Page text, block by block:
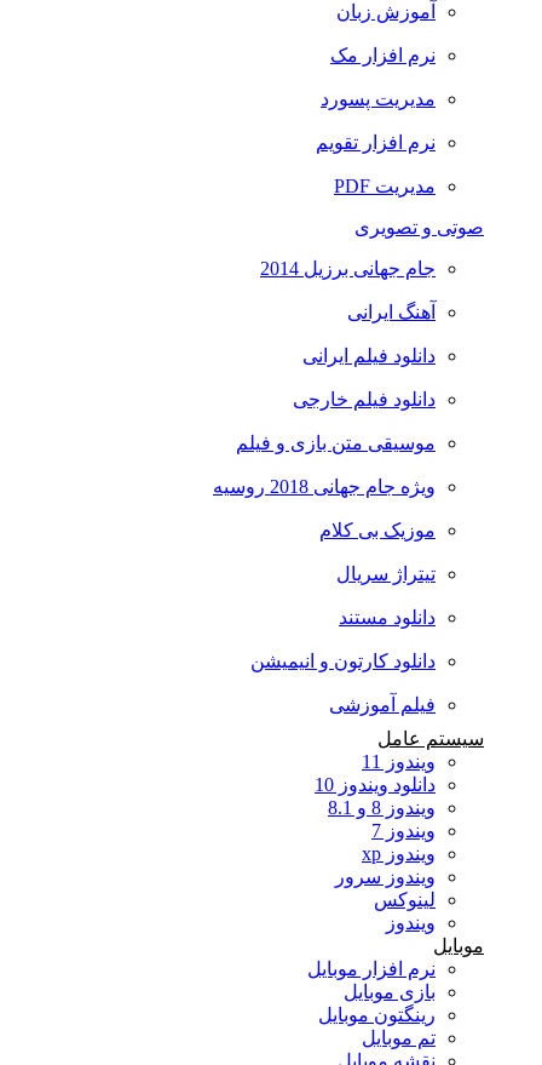
آموزش زبان
نرم افزار مک
مدیریت پسورد
نرم افزار تقویم
مدیریت PDF
صوتی و تصویری
جام جهانی برزیل 2014
آهنگ ایرانی
دانلود فیلم ایرانی
دانلود فیلم خارجی
موسیقی متن بازی و فیلم
ویژه جام جهانی 2018 روسیه
موزیک بی کلام
تیتراژ سریال
دانلود مستند
دانلود کارتون و انیمیشن
فیلم آموزشی
سیستم عامل
ویندوز 11
دانلود ویندوز 10
ویندوز 8 و 8.1
ویندوز 7
ویندوز xp
ویندوز سرور
لینوکس
ویندوز
موبایل
نرم افزار موبایل
بازی موبایل
رینگتون موبایل
تم موبایل
نقشه موبایل